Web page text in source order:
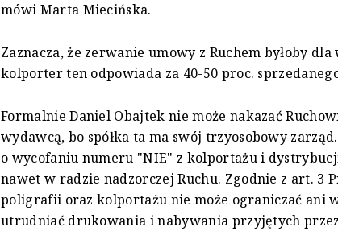
mówi Marta Miecińska.
Zaznacza, że zerwanie umowy z Ruchem byłoby
kolporter ten odpowiada za 40-50 proc.
Formalnie Daniel Obajtek nie może nakazać
wydawcą, bo spółka ta ma swój trzyosobowy
o wycofaniu numeru "NIE" z kolportażu i
nawet w radzie nadzorczej Ruchu. Zgodnie z art. 3
poligrafii oraz kolportażu nie może ograniczać ani
utrudniać drukowania i nabywania przyjętych